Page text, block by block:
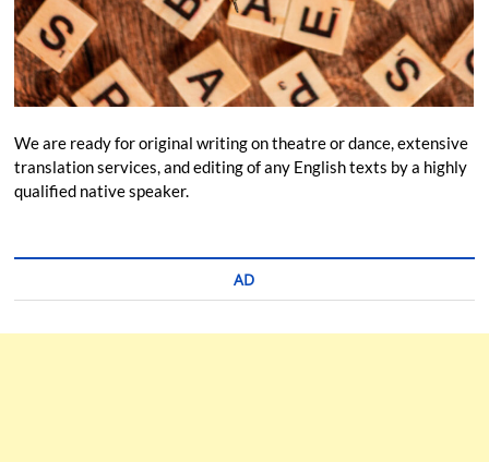
We are ready for original writing on theatre or dance, extensive
translation services, and editing of any English texts by a highly
qualified native speaker.
AD